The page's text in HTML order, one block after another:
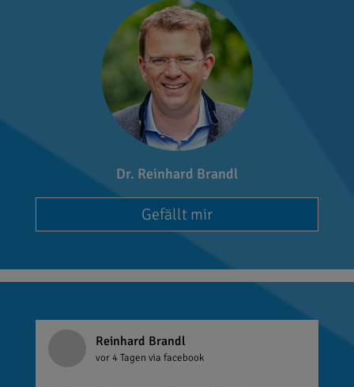
Dr. Reinhard Brandl
Gefällt mir
Reinhard Brandl
vor 4 Tagen via facebook